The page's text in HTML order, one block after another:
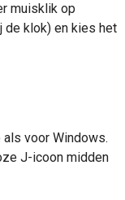
muisklik op
de klok) en kies het
voor Windows.
J-icoon midden